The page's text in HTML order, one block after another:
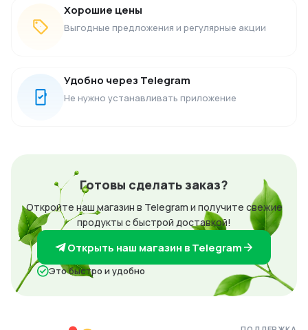
Хорошие цены
Выгодные предложения и регулярные акции
Удобно через Telegram
Не нужно устанавливать приложение
Готовы сделать заказ?
Откройте наш магазин в Telegram и получите свежие
продукты с быстрой доставкой!
Открыть наш магазин в Telegram
Это быстро и удобно